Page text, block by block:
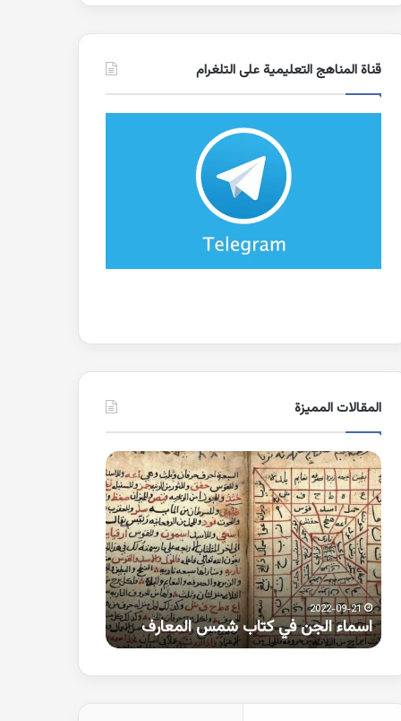
قناة المناهج التعليمية على التلغرام
المقالات المميزة
اسماء
الجن
في
كتاب
شمس
المعارف
2022-09-21
اسماء الجن في كتاب شمس المعارف
كلمات
بها
همزة
متطرفة
على
الواو